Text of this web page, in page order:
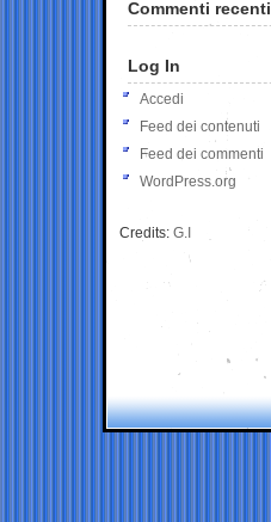
Commenti recenti
Log In
Accedi
Feed dei contenuti
Feed dei commenti
WordPress.org
Credits: G.I